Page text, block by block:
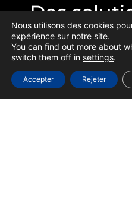
Des
calage
Notre service BJ
Nous utilisons des cookies
expérience sur notre site.
You can find out more about
switch them off in settings.
Accepter Rejeter